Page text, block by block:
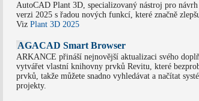
AutoCAD Plant 3D, specializovaný nástroj pro
verzi 2025 s řadou nových funkcí, které značně
Viz Plant 3D 2025
AGACAD Smart Browser
ARKANCE přináší nejnovější aktualizaci svého
vytvářet vlastní knihovny prvků Revitu, které
prvků, takže můžete snadno vyhledávat a načítat
projekty.